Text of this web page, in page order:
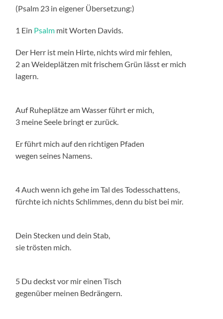
(Psalm 23 in eigener Übersetzung:)
1 Ein Psalm mit Worten Davids.
Der Herr ist mein Hirte, nichts wird mir fehlen,
2 an Weideplätzen mit frischem Grün lässt er mich
lagern.
Auf Ruheplätze am Wasser führt er mich,
3 meine Seele bringt er zurück.
Er führt mich auf den richtigen Pfaden
wegen seines Namens.
4 Auch wenn ich gehe im Tal des Todesschattens,
fürchte ich nichts Schlimmes, denn du bist bei mir.
Dein Stecken und dein Stab,
sie trösten mich.
5 Du deckst vor mir einen Tisch
gegenüber meinen Bedrängern.